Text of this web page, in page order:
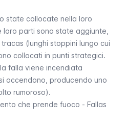
state collocate nella loro
parti sono state aggiunte,
tracas (lunghi stoppini lungo cui
collocati in punti strategici.
falla viene incendiata
accendono, producendo uno
rumoroso).